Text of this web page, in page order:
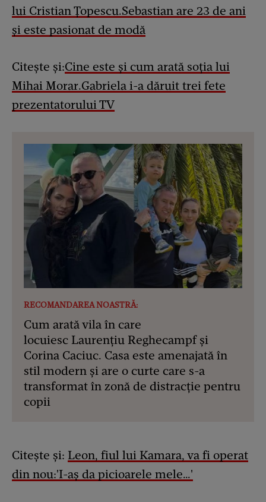
lui Cristian Țopescu.Sebastian are 23 de ani
și este pasionat de modă
Citește și:Cine este și cum arată soția lui
Mihai Morar.Gabriela i-a dăruit trei fete
prezentatorului TV
RECOMANDAREA NOASTRĂ:
Cum arată vila în care
locuiesc Laurențiu Reghecampf și
Corina Caciuc. Casa este amenajată în
stil modern și are o curte care s-a
transformat în zonă de distracție pentru
copii
Citește și: Leon, fiul lui Kamara, va fi operat
din nou:'I-aș da picioarele mele…'